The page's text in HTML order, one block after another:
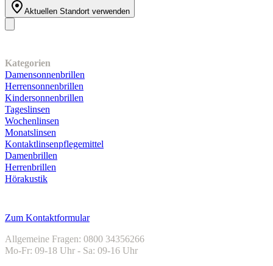
Aktuellen Standort verwenden
Kategorien
Damensonnenbrillen
Herrensonnenbrillen
Kindersonnenbrillen
Tageslinsen
Wochenlinsen
Monatslinsen
Kontaktlinsenpflegemittel
Damenbrillen
Herrenbrillen
Hörakustik
Zum Kontaktformular
Allgemeine Fragen: 0800 34356266
Mo-Fr: 09-18 Uhr - Sa: 09-16 Uhr